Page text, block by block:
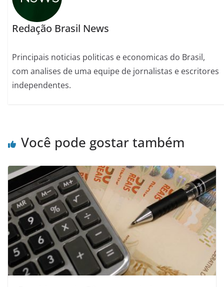
Redação Brasil News
Principais noticias politicas e economicas do Brasil,
com analises de uma equipe de jornalistas e escritores
independentes.
Você pode gostar também